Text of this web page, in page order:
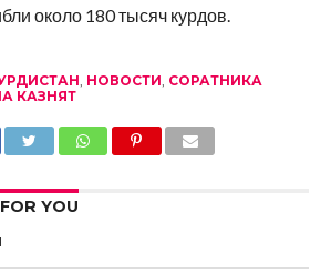
около 180 тысяч курдов.
, НОВОСТИ, СОРАТНИКА
КАЗНЯТ
YOU